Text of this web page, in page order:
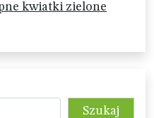
kwiatki zielone
Szukaj